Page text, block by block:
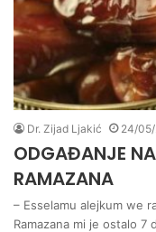
Dr. Zijad Ljakić 24/
ODGAĐANJE
RAMAZANA
– Esselamu alejkum we
Ramazana mi je ostalo 7